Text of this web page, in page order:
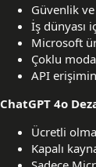
Güvenlik
İş dünyası
Microsoft
Çoklu
API
ChatGPT 4o
Ücretli
Kapalı